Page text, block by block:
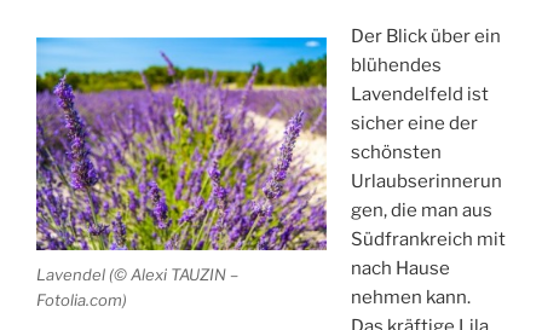
à
la
Ardéche“
Lavendel (© Alexi TAUZIN –
Fotolia.com)
Der Blick über ein
blühendes
Lavendelfeld ist
sicher eine der
schönsten
Urlaubserinnerun
gen, die man aus
Südfrankreich mit
nach Hause
nehmen kann.